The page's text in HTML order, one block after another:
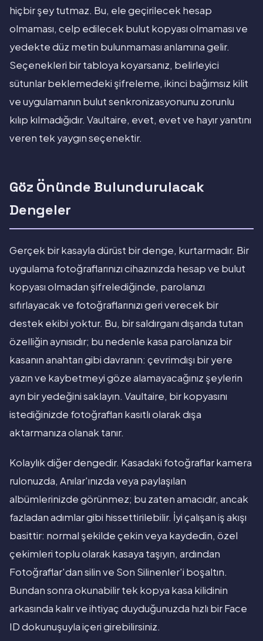
hiçbir şey tutmaz. Bu, ele geçirilecek hesap
olmaması, celp edilecek bulut kopyası olmaması ve
yedekte düz metin bulunmaması anlamına gelir.
Seçenekleri bir tabloya koyarsanız, belirleyici
sütunlar beklemedeki şifreleme, ikinci bağımsız kilit
ve uygulamanın bulut senkronizasyonunu zorunlu
kılıp kılmadığıdır. Vaultaire, evet, evet ve hayır yanıtını
veren tek yaygın seçenektir.
Göz Önünde Bulundurulacak
Dengeler
Gerçek bir kasayla dürüst bir denge, kurtarmadır. Bir
uygulama fotoğraflarınızı cihazınızda hesap ve bulut
kopyası olmadan şifrelediğinde, parolanızı
sıfırlayacak ve fotoğraflarınızı geri verecek bir
destek ekibi yoktur. Bu, bir saldırganı dışarıda tutan
özelliğin aynısıdır; bu nedenle kasa parolanıza bir
kasanın anahtarı gibi davranın: çevrimdışı bir yere
yazın ve kaybetmeyi göze alamayacağınız şeylerin
ayrı bir yedeğini saklayın. Vaultaire, bir kopyasını
istediğinizde fotoğrafları kasıtlı olarak dışa
aktarmanıza olanak tanır.
Kolaylık diğer dengedir. Kasadaki fotoğraflar kamera
rulonuzda, Anılar'ınızda veya paylaşılan
albümlerinizde görünmez; bu zaten amacıdır, ancak
fazladan adımlar gibi hissettirilebilir. İyi çalışan iş akışı
basittir: normal şekilde çekin veya kaydedin, özel
çekimleri toplu olarak kasaya taşıyın, ardından
Fotoğraflar'dan silin ve Son Silinenler'i boşaltın.
Bundan sonra okunabilir tek kopya kasa kilidinin
arkasında kalır ve ihtiyaç duyduğunuzda hızlı bir Face
ID dokunuşuyla içeri girebilirsiniz.